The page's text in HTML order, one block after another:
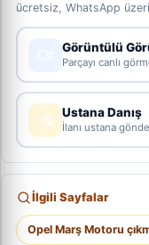
İlgili Sayfalar
Opel Marş Motoru
ücretsiz, WhatsApp
Görüntülü
Parçayı canlı
Ustana Danış
İlanı ustana